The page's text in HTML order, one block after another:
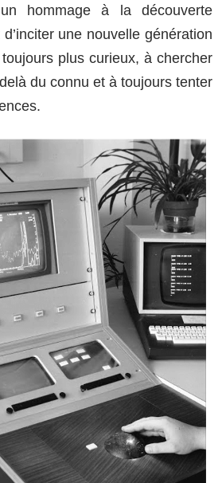
hommage à la découverte
d’inciter une nouvelle génération
plus curieux, à chercher
du connu et à toujours tenter